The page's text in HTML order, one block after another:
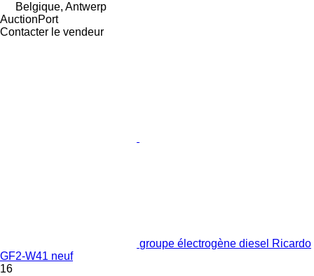
Belgique, Antwerp
AuctionPort
Contacter le vendeur
groupe électrogène diesel Ricardo
GF2-W41 neuf
16